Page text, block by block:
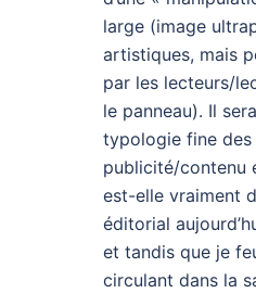
large (image
artistiques, mais
par les lecteurs/
le panneau). Il
typologie fine
publicité/contenu
est-elle vraiment
éditorial
et tandis que je
circulant dans la